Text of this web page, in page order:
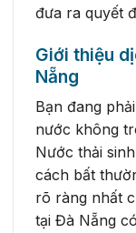
đưa ra quyết
Giới thiệu
Nẵng
Bạn đang
nước không
Nước thải
cách bất
rõ ràng nhất
tại Đà Nẵng